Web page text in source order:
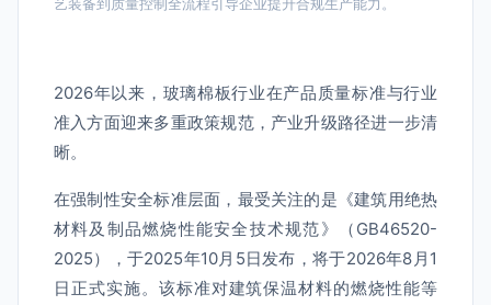
2026年以来，玻璃棉板行业在产品质量标准与行业
准入方面迎来多重政策规范，产业升级路径进一步清
晰。
在强制性安全标准层面，最受关注的是《建筑用绝热
材料及制品燃烧性能安全技术规范》（GB46520-
2025），于2025年10月5日发布，将于2026年8月1
日正式实施。该标准对建筑保温材料的燃烧性能等